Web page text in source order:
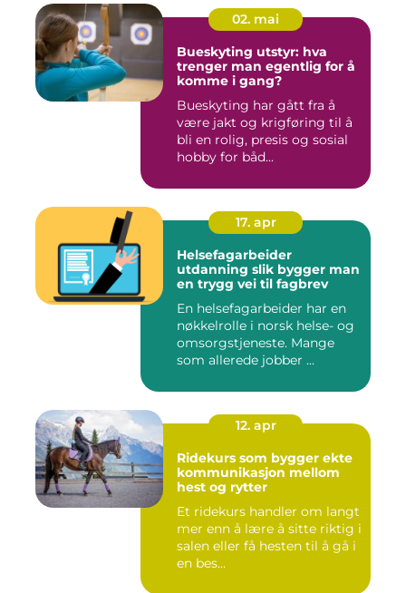
02. mai
Bueskyting utstyr: hva
trenger man egentlig for å
komme i gang?
Bueskyting har gått fra å
være jakt og krigføring til å
bli en rolig, presis og sosial
hobby for båd...
17. apr
Helsefagarbeider
utdanning slik bygger man
en trygg vei til fagbrev
En helsefagarbeider har en
nøkkelrolle i norsk helse- og
omsorgstjeneste. Mange
som allerede jobber ...
12. apr
Ridekurs som bygger ekte
kommunikasjon mellom
hest og rytter
Et ridekurs handler om langt
mer enn å lære å sitte riktig i
salen eller få hesten til å gå i
en bes...